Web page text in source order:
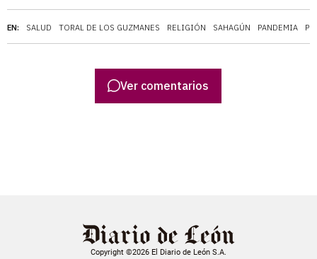
EN: SALUD TORAL DE LOS GUZMANES RELIGIÓN SAHAGÚN PANDEMIA
Ver comentarios
Copyright ©2026 El Diario de León S.A.